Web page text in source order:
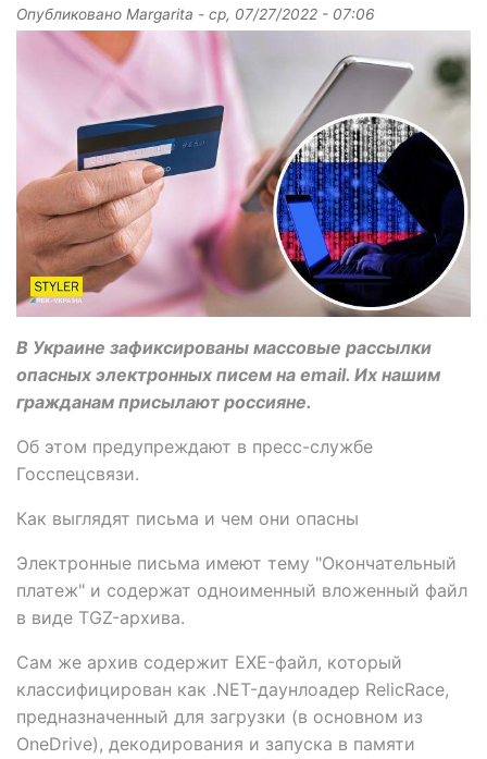
Опубликовано Margarita - ср, 07/27/2022 - 07:06
В Украине зафиксированы массовые рассылки
опасных электронных писем на email. Их нашим
гражданам присылают россияне.
Об этом предупреждают в пресс-службе
Госспецсвязи.
Как выглядят письма и чем они опасны
Электронные письма имеют тему "Окончательный
платеж" и содержат одноименный вложенный файл
в виде TGZ-архива.
Сам же архив содержит EXE-файл, который
классифицирован как .NET-даунлоадер RelicRace,
предназначенный для загрузки (в основном из
OneDrive), декодирования и запуска в памяти